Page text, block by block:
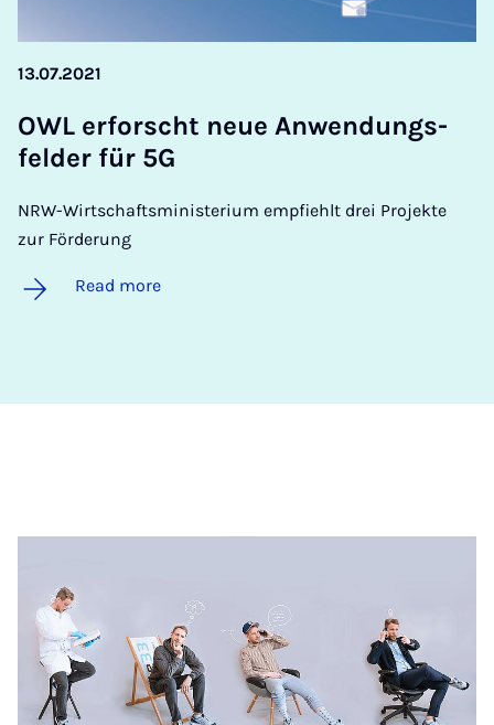
13.07.2021
OWL er­forscht neue An­wendungs­
feld­er für 5G
NRW-Wirtschaftsministerium empfiehlt drei Projekte
zur Förderung
Read more